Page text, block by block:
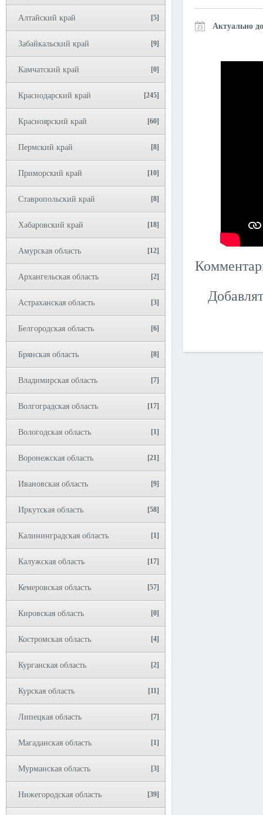
Алтайский край [5]
Забайкальский край [9]
Камчатский край [0]
Краснодарский край [245]
Красноярский край [60]
Пермский край [8]
Приморский край [10]
Ставропольский край [8]
Хабаровский край [18]
Амурская область [12]
Архангельская область [2]
Астраханская область [3]
Белгородская область [6]
Брянская область [8]
Владимирская область [7]
Волгоградская область [17]
Вологодская область [1]
Воронежская область [21]
Ивановская область [9]
Иркутская область [58]
Калининградская область [1]
Калужская область [17]
Кемеровская область [57]
Кировская область [0]
Костромская область [4]
Курганская область [2]
Курская область [11]
Липецкая область [7]
Магаданская область [1]
Мурманская область [3]
Нижегородская область [39]
Актуально